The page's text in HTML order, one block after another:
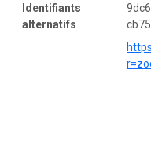
Identifiants
alternatifs